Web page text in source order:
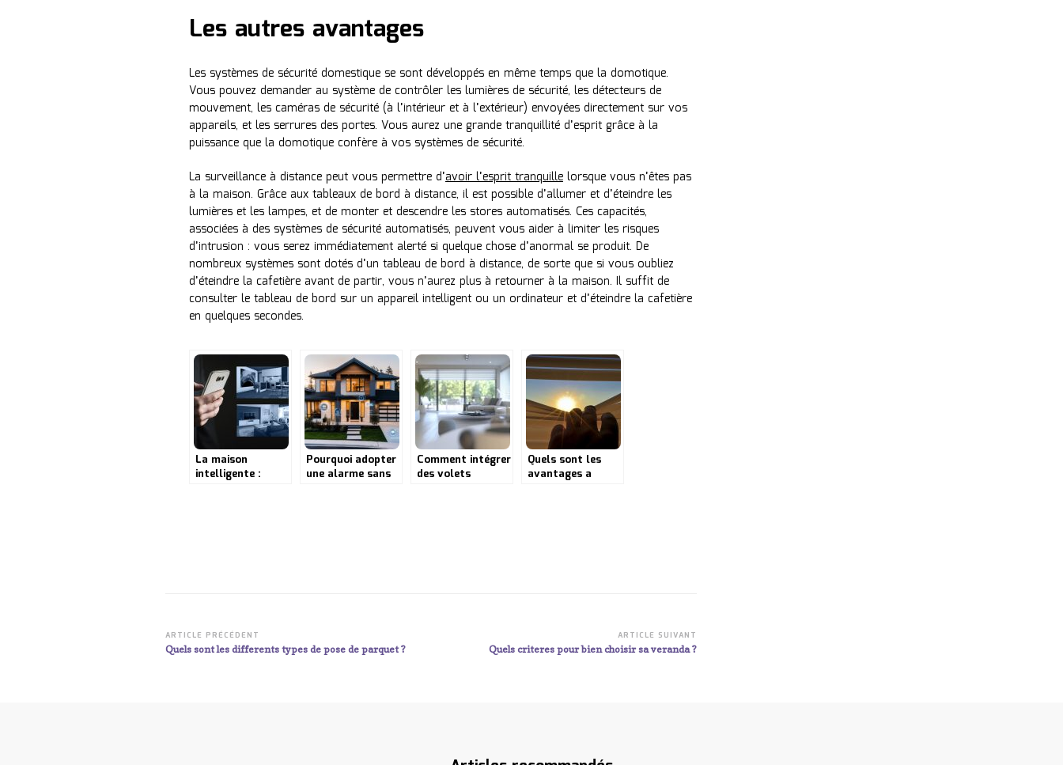
Les autres avantages
Les systèmes de sécurité domestique se sont développés en même temps que la domotique.
Vous pouvez demander au système de contrôler les lumières de sécurité, les détecteurs de
mouvement, les caméras de sécurité (à l’intérieur et à l’extérieur) envoyées directement sur vos
appareils, et les serrures des portes. Vous aurez une grande tranquillité d’esprit grâce à la
puissance que la domotique confère à vos systèmes de sécurité.
La surveillance à distance peut vous permettre d’avoir l’esprit tranquille lorsque vous n’êtes pas
à la maison. Grâce aux tableaux de bord à distance, il est possible d’allumer et d’éteindre les
lumières et les lampes, et de monter et descendre les stores automatisés. Ces capacités,
associées à des systèmes de sécurité automatisés, peuvent vous aider à limiter les risques
d’intrusion : vous serez immédiatement alerté si quelque chose d’anormal se produit. De
nombreux systèmes sont dotés d’un tableau de bord à distance, de sorte que si vous oubliez
d’éteindre la cafetière avant de partir, vous n’aurez plus à retourner à la maison. Il suffit de
consulter le tableau de bord sur un appareil intelligent ou un ordinateur et d’éteindre la cafetière
en quelques secondes.
La maison
intelligente :
Pourquoi adopter
une alarme sans
Comment intégrer
des volets
Quels sont les
avantages a
Navigation
d’article
ARTICLE PRÉCÉDENT
Quels sont les differents types de pose de parquet ?
ARTICLE SUIVANT
Quels criteres pour bien choisir sa veranda ?